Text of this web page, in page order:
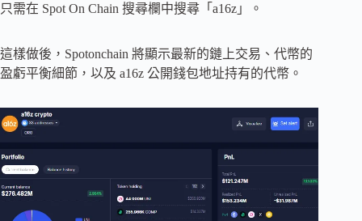
只需在 Spot On Chain 搜尋欄中搜尋「a16z」。
這樣做後，Spotonchain 將顯示最新的鏈上交易、代幣的
盈虧平衡細節，以及 a16z 公開錢包地址持有的代幣。